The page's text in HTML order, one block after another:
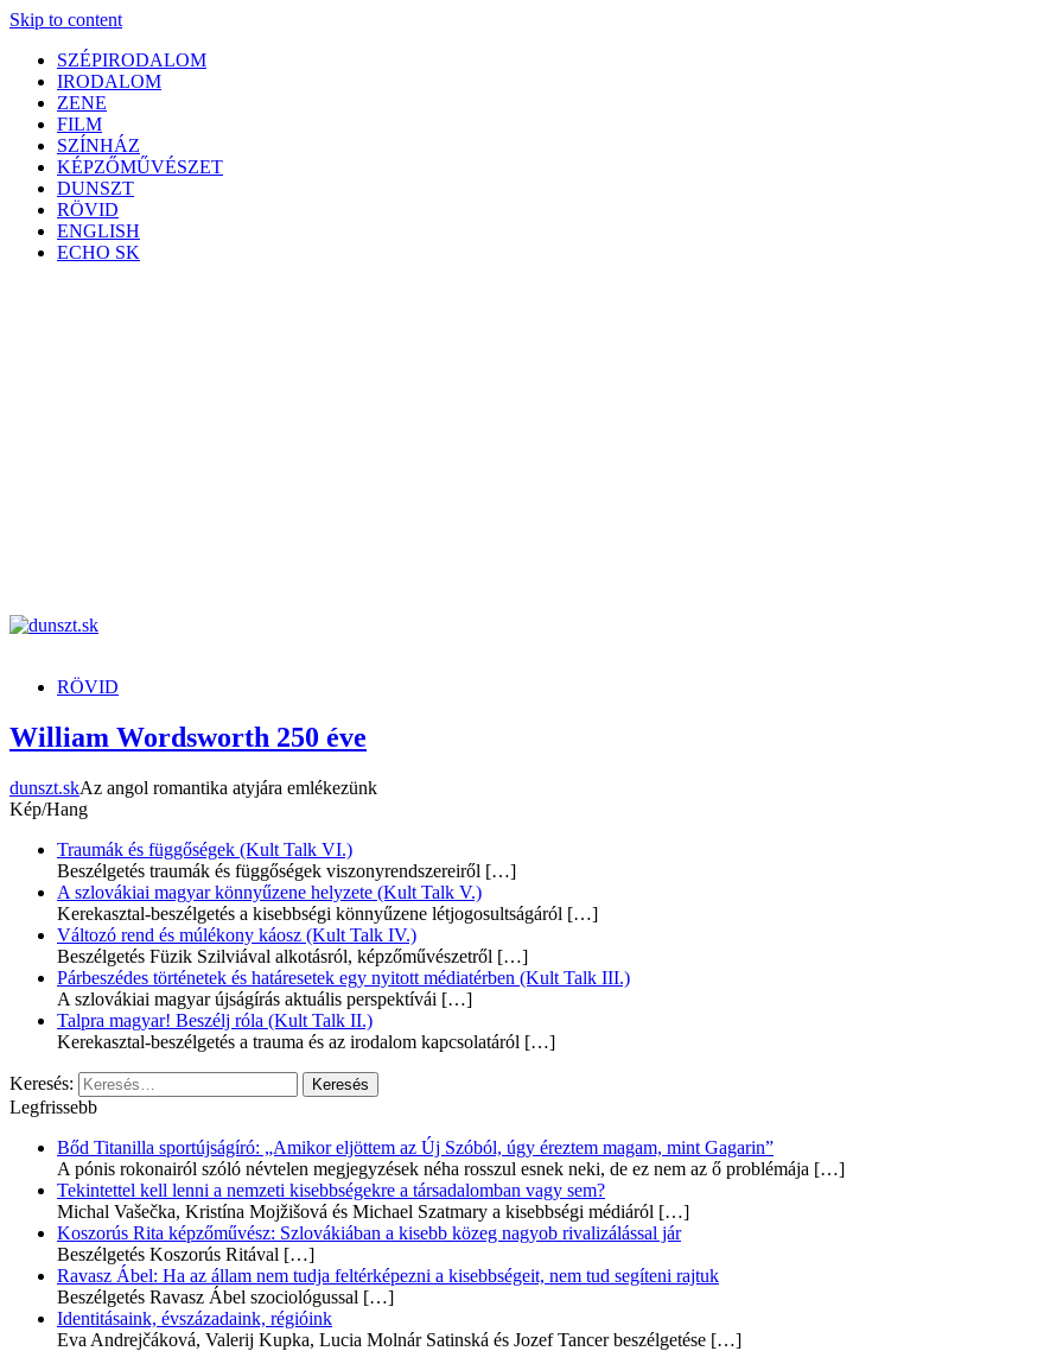
Skip to content
SZÉPIRODALOM
IRODALOM
ZENE
FILM
SZÍNHÁZ
KÉPZŐMŰVÉSZET
DUNSZT
RÖVID
ENGLISH
ECHO SK
RÖVID
William Wordsworth 250 éve
dunszt.skAz angol romantika atyjára emlékezünk
Kép/Hang
Traumák és függőségek (Kult Talk VI.)
Beszélgetés traumák és függőségek viszonyrendszereiről […]
A szlovákiai magyar könnyűzene helyzete (Kult Talk V.)
Kerekasztal-beszélgetés a kisebbségi könnyűzene létjogosultságáról […]
Változó rend és múlékony káosz (Kult Talk IV.)
Beszélgetés Füzik Szilviával alkotásról, képzőművészetről […]
Párbeszédes történetek és határesetek egy nyitott médiatérben (Kult Talk III.)
A szlovákiai magyar újságírás aktuális perspektívái […]
Talpra magyar! Beszélj róla (Kult Talk II.)
Kerekasztal-beszélgetés a trauma és az irodalom kapcsolatáról […]
Keresés:
Legfrissebb
Bőd Titanilla sportújságíró: „Amikor eljöttem az Új Szóból, úgy éreztem magam, mint Gagarin”
A pónis rokonairól szóló névtelen megjegyzések néha rosszul esnek neki, de ez nem az ő problémája […]
Tekintettel kell lenni a nemzeti kisebbségekre a társadalomban vagy sem?
Michal Vašečka, Kristína Mojžišová és Michael Szatmary a kisebbségi médiáról […]
Koszorús Rita képzőművész: Szlovákiában a kisebb közeg nagyob rivalizálással jár
Beszélgetés Koszorús Ritával […]
Ravasz Ábel: Ha az állam nem tudja feltérképezni a kisebbségeit, nem tud segíteni rajtuk
Beszélgetés Ravasz Ábel szociológussal […]
Identitásaink, évszázadaink, régióink
Eva Andrejčáková, Valerij Kupka, Lucia Molnár Satinská és Jozef Tancer beszélgetése […]